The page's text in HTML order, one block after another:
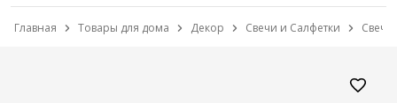
Главная Товары для дома Декор Свечи и Салфетки Свечи